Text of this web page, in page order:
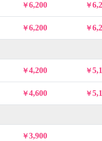
6,200
6,200
4,200
4,600
3,900